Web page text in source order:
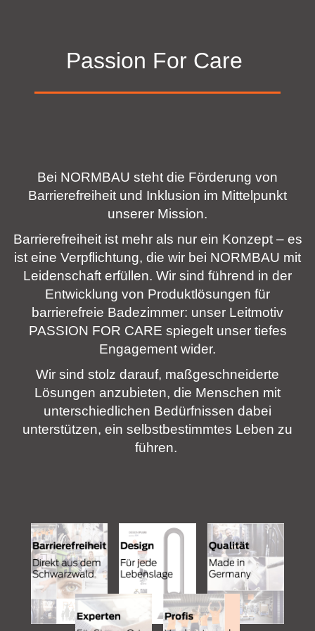
Passion For Care
Bei NORMBAU steht die Förderung von
Barrierefreiheit und Inklusion im Mittelpunkt
unserer Mission.
Barrierefreiheit ist mehr als nur ein Konzept – es
ist eine Verpflichtung, die wir bei NORMBAU mit
Leidenschaft erfüllen. Wir sind führend in der
Entwicklung von Produktlösungen für
barrierefreie Badezimmer: unser Leitmotiv
PASSION FOR CARE spiegelt unser tiefes
Engagement wider.
Wir sind stolz darauf, maßgeschneiderte
Lösungen anzubieten, die Menschen mit
unterschiedlichen Bedürfnissen dabei
unterstützen, ein selbstbestimmtes Leben zu
führen.